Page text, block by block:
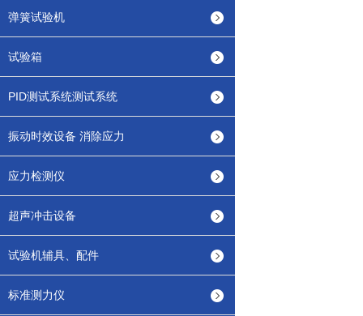
弹簧试验机
试验箱
PID测试系统测试系统
振动时效设备 消除应力
应力检测仪
超声冲击设备
试验机辅具、配件
标准测力仪